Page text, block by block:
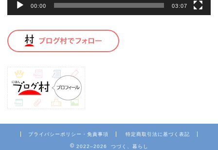
00:00 03:07
プライバシーポリシー・免責事項 特定商取引法に基づく表記
2022–2026 つづく、暮らし